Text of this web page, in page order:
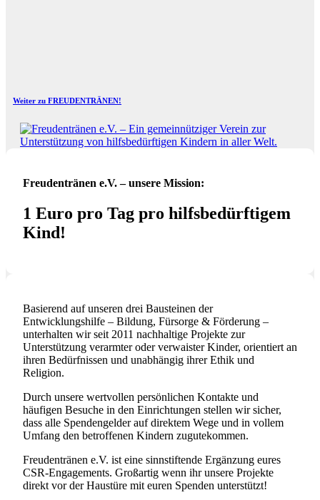
Weiter zu FREUDENTRÄNEN!
Freudentränen e.V. – unsere Mission:
1 Euro pro Tag pro hilfsbedürftigem
Kind!
Basierend auf unseren drei Bausteinen der
Entwicklungshilfe – Bildung, Fürsorge & Förderung –
unterhalten wir seit 2011 nachhaltige Projekte zur
Unterstützung verarmter oder verwaister Kinder, orientiert an
ihren Bedürfnissen und unabhängig ihrer Ethik und
Religion.
Durch unsere wertvollen persönlichen Kontakte und
häufigen Besuche in den Einrichtungen stellen wir sicher,
dass alle Spendengelder auf direktem Wege und in vollem
Umfang den betroffenen Kindern zugutekommen.
Freudentränen e.V. ist eine sinnstiftende Ergänzung eures
CSR-Engagements. Großartig wenn ihr unsere Projekte
direkt vor der Haustüre mit euren Spenden unterstützt!